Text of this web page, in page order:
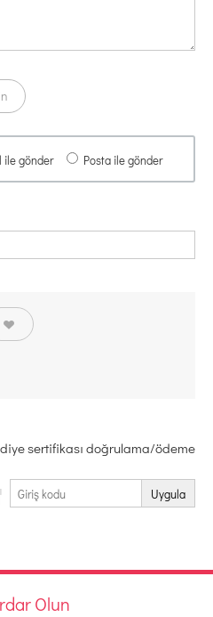
ile gönder Posta ile gönder
sertifikası doğrulama/ödeme
Uygula
Olun